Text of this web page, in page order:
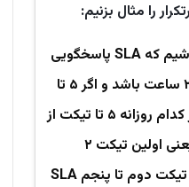
را مثال بزنیم:
بطور مثال اگر تعریف کرده باشیم که SLA پاسخگویی
فلان درخواست‌های حوادث ۲ ساعت باشد و اگر ۵ تا
کارشناس داشته باشیم و هر کدام روزانه ۵ تا تیکت از
این نوع به آنان واگذار شود یعنی اولین تیکت ۲
ساعته پاسخ داده می‌شود و تیکت دوم تا پنجم SLA